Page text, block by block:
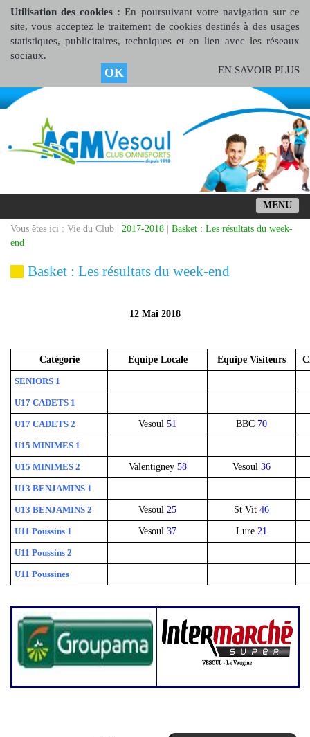
Utilisation des cookies :En poursuivant votre navigation sur ce
site, vous acceptez le traitement de cookies destinés à des usages
statistiques, publicitaires, techniques et en lien avec les réseaux
sociaux.
OK EN SAVOIR PLUS
MENU
Vous êtes ici : Vie du Club | 2017-2018
Basket : Les résultats du week-
end
Basket : Les résultats du week-end
12 Mai 2018
Catégorie Equipe Locale Equipe Visiteurs
SENIORS 1
U17 CADETS 1
U17 CADETS 2 Vesoul 51 BBC 70
U15 MINIMES 1
U15 MINIMES 2 Valentigney 58 Vesoul 36
U13 BENJAMINS 1
U13 BENJAMINS 2 Vesoul 25 St Vit 46
U11 Poussins 1 Vesoul 37 Lure 21
U11 Poussins 2
U11 Poussines